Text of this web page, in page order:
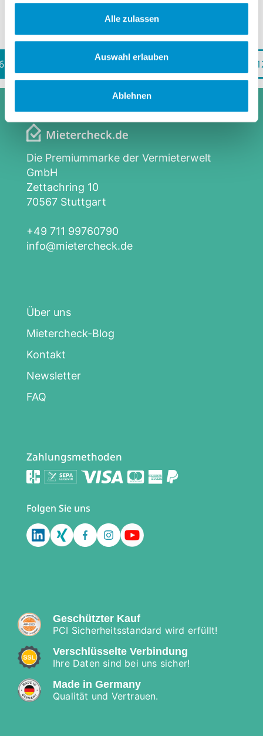
Alle zulassen
Auswahl erlauben
Ablehnen
(current) 9 10
Die Premiummarke der Vermieterwelt
GmbH
Zettachring 10
70567 Stuttgart
+49 711 99760790
info@mietercheck.de
Über uns
Mietercheck-Blog
Kontakt
Newsletter
FAQ
Zahlungsmethoden
Folgen Sie uns
Geschützter Kauf
PCI Sicherheitsstandard wird erfüllt!
Verschlüsselte Verbindung
Ihre Daten sind bei uns sicher!
Made in Germany
Qualität und Vertrauen.